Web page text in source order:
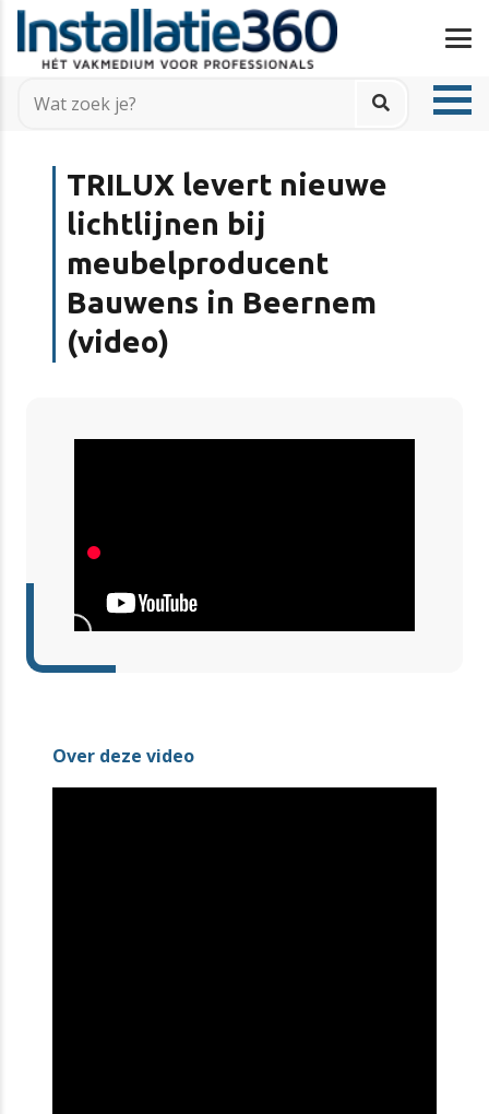
TRILUX levert nieuwe
lichtlijnen bij
meubelproducent
Bauwens in Beernem
(video)
Over deze video